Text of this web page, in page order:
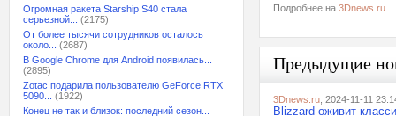
Огромная ракета Starship S40 стала
серьезной...
(2175)
От более тысячи сотрудников осталось
около...
(2687)
В Google Chrome для Android появилась...
(2895)
Zotac подарила пользователю GeForce RTX
5090...
(1922)
Конец не так и близок: последний сезон...
Подробнее на 3Dnews.ru
Предыдущие
3Dnews.ru , 2024-11-11
Blizzard оживит